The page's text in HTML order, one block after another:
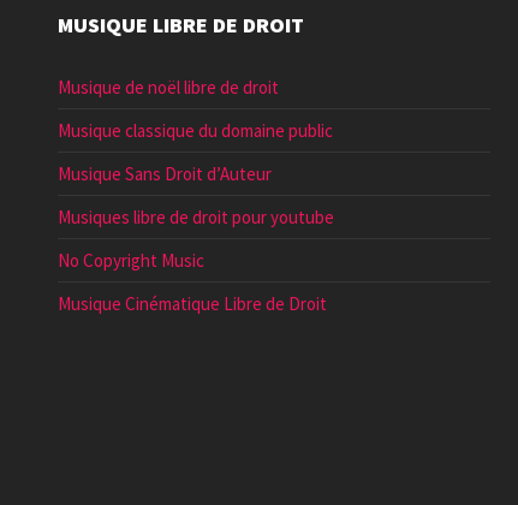
MUSIQUE LIBRE DE DROIT
Musique de noël libre de droit
Musique classique du domaine public
Musique Sans Droit d’Auteur
Musiques libre de droit pour youtube
No Copyright Music
Musique Cinématique Libre de Droit